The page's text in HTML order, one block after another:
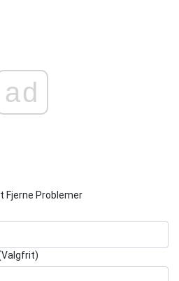
ad
Fjerne Problemer